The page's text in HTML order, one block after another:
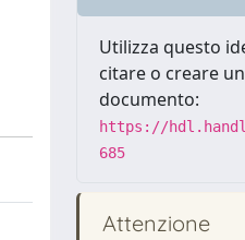
Utilizza questo
citare o creare
documento:
https://
685
Attenzione